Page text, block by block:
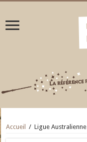
Accueil / Ligue Australienne